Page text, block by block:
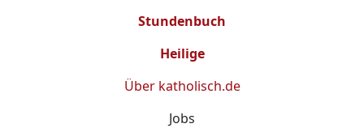
Stundenbuch
Heilige
Über katholisch.de
Jobs